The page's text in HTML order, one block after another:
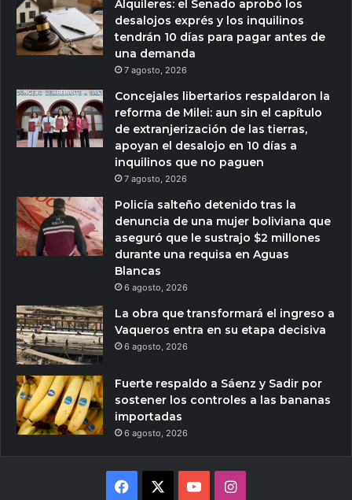
Alquileres: el Senado aprobó los
desalojos exprés y los inquilinos
tendrán 10 días para pagar antes de
una demanda
7 agosto, 2026
Concejales libertarios respaldaron la
reforma de Milei: aun sin el capítulo
de extranjerización de las tierras,
apoyan el desalojo en 10 días a
inquilinos que no paguen
7 agosto, 2026
Policía salteño detenido tras la
denuncia de una mujer boliviana que
aseguró que le sustrajo $2 millones
durante una requisa en Aguas
Blancas
6 agosto, 2026
La obra que transformará el ingreso a
Vaqueros entra en su etapa decisiva
6 agosto, 2026
Fuerte respaldo a Sáenz y Sadir por
sostener los controles a las bananas
importadas
6 agosto, 2026
Facebook YouTubeInstagram